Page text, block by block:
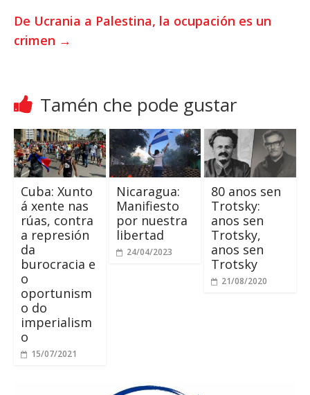
p
k
De Ucrania a Palestina, la ocupación es un
crimen →
Tamén che pode gustar
Cuba: Xunto
á xente nas
rúas, contra
a represión
da
burocracia e
o
oportunism
o do
imperialism
o
15/07/2021
Nicaragua:
Manifiesto
por nuestra
libertad
24/04/2023
80 anos sen
Trotsky:
anos sen
Trotsky,
anos sen
Trotsky
21/08/2020